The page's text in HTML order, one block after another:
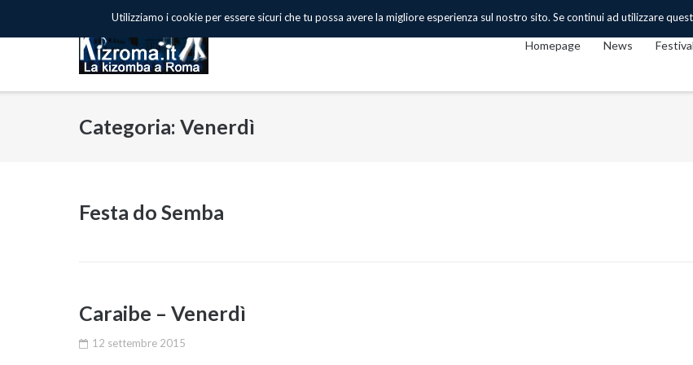
Homepage News Festival
Categoria: Venerdì
Festa do Semba
Caraibe – Venerdì
12 settembre 2015
Utilizziamo i cookie per essere sicuri che tu possa avere la migliore esperienza sul nostro sito. Se continui ad utilizzare